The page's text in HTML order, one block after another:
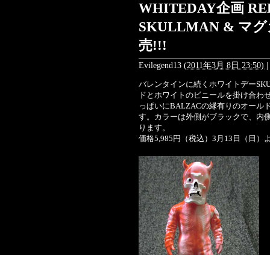
WHITEDAY企画
SKULLMAN & マグ
売!!!
Evilegend13 (2011年3月 8日 23:50) |
バレンタインに続くホワイトデー
ドとホワイトのビニールを掛け合わ
っぱいにBALZACの縁有りのオール
す。カラーは外側がブラックで、内
ります。
価格5,985円（税込）3月13日（日）